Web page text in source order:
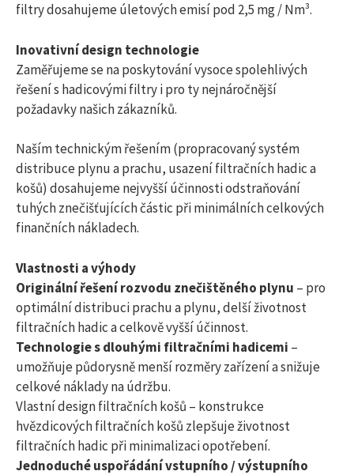
filtry dosahujeme úletových emisí pod 2,5 mg / Nm³.
Inovativní design technologie
Zaměřujeme se na poskytování vysoce spolehlivých
řešení s hadicovými filtry i pro ty nejnáročnější
požadavky našich zákazníků.
Naším technickým řešením (propracovaný systém
distribuce plynu a prachu, usazení filtračních hadic a
košů) dosahujeme nejvyšší účinnosti odstraňování
tuhých znečišťujících částic při minimálních celkových
finančních nákladech.
Vlastnosti a výhody
Originální řešení rozvodu znečištěného plynu – pro
optimální distribuci prachu a plynu, delší životnost
filtračních hadic a celkově vyšší účinnost.
Technologie s dlouhými filtračními hadicemi –
umožňuje půdorysně menší rozměry zařízení a snižuje
celkové náklady na údržbu.
Vlastní design filtračních košů – konstrukce
hvězdicových filtračních košů zlepšuje životnost
filtračních hadic při minimalizaci opotřebení.
Jednoduché uspořádání vstupního / výstupního